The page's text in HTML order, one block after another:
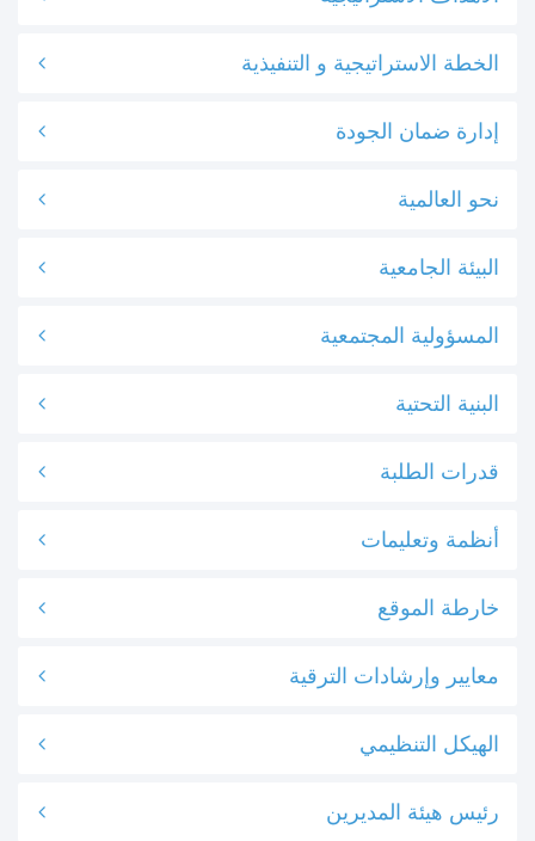
الخطة الاستراتيجية و التنفيذية
إدارة ضمان الجودة
نحو العالمية
البيئة الجامعية
المسؤولية المجتمعية
البنية التحتية
قدرات الطلبة
أنظمة وتعليمات
خارطة الموقع
معايير وإرشادات الترقية
الهيكل التنظيمي
رئيس هيئة المديرين